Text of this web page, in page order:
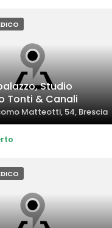
Studio
Tonti & Canali
Matteotti, 54, Brescia